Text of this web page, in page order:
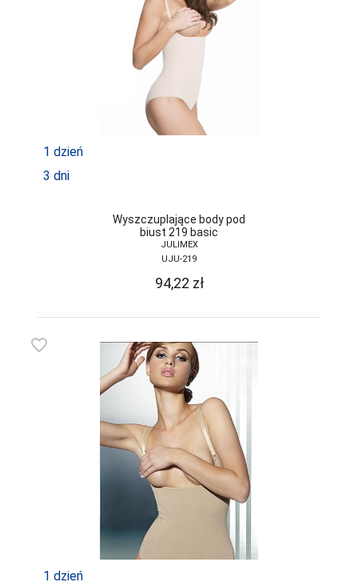
1 dzień
3 dni
Wyszczuplające body pod
biust 219 basic
JULIMEX
UJU-219
94,22 zł
favorite_border
1 dzień